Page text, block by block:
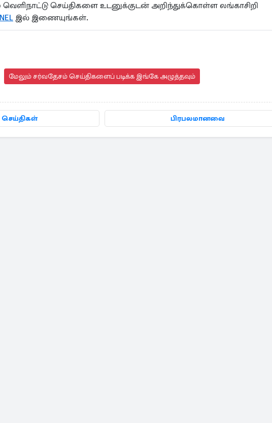
வெளிநாட்டு செய்திகளை உடனுக்குடன் அறிந்துக்கொள்ள லங்காசிறி
இல் இணையுங்கள்.
மேலும் சர்வதேசம் செய்திகளைப் படிக்க இங்கே அழுத்தவும்
செய்திகள் பிரபலமானவை